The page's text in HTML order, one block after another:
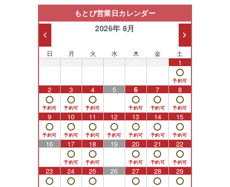
もとび営業日カレンダー
2026年 8月
日 月 火 水 木 金 土
1
2 3 4 5 6 7 8
9 10 11 12 13 14 15
16 17 18 19 20 21 22
23 24 25 26 27 28 29